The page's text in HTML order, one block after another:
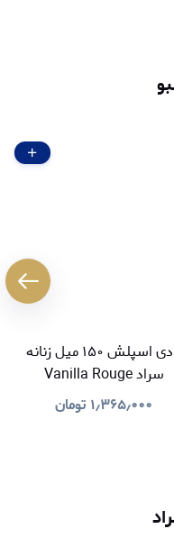
بادی اسپلش ۱۵۰ میل زنانه
سراد Vanilla Rouge
۱٫۳۶۵٫۰۰۰ تومان